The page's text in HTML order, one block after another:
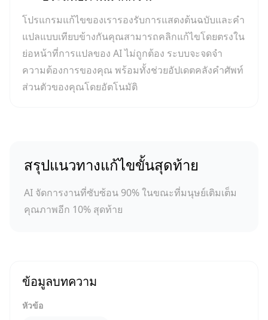
โปรแกรมแก้ไขของเรารองรับการแสดงต้นฉบับและคำ
แปลแบบเทียบข้างกันคุณสามารถคลิกแก้ไขโดยตรงใน
ย่อหน้าที่การแปลของ AI ไม่ถูกต้อง ระบบจะจดจำ
ความต้องการของคุณ พร้อมทั้งช่วยอัปเดตคลังคำศัพท์
ส่วนตัวของคุณโดยอัตโนมัติ
สรุปแนวทางแก้ไขขั้นสุดท้าย
AI จัดการงานที่ซับซ้อน 90% ในขณะที่มนุษย์เติมเต็ม
คุณภาพอีก 10% สุดท้าย
ข้อมูลบทความ
หัวข้อ